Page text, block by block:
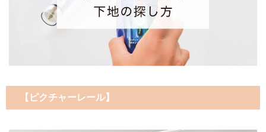
【ピクチャーレール】